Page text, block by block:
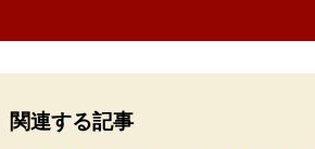
関連する記事